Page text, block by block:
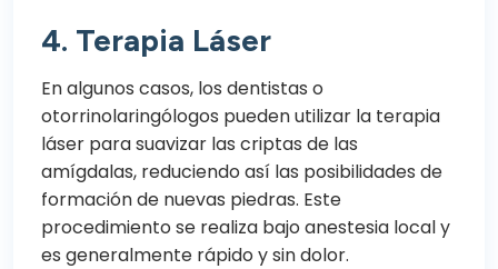
4. Terapia Láser
En algunos casos, los dentistas o
otorrinolaringólogos pueden utilizar la terapia
láser para suavizar las criptas de las
amígdalas, reduciendo así las posibilidades de
formación de nuevas piedras. Este
procedimiento se realiza bajo anestesia local y
es generalmente rápido y sin dolor.